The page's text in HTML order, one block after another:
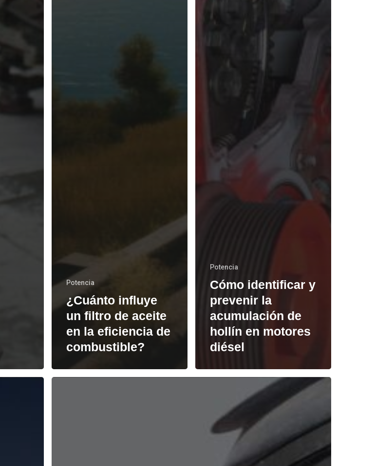
Potencia
¿Cuánto influye
un filtro de aceite
en la eficiencia de
combustible?
Potencia
Cómo identificar y
prevenir la
acumulación de
hollín en motores
diésel